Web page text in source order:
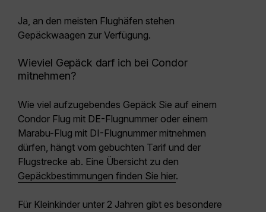
Ja, an den meisten Flughäfen stehen
Gepäckwaagen zur Verfügung.
Wieviel Gepäck darf ich bei Condor
mitnehmen?
Wie viel aufzugebendes Gepäck Sie auf einem
Condor Flug mit DE-Flugnummer oder einem
Marabu-Flug mit DI-Flugnummer mitnehmen
dürfen, hängt vom gebuchten Tarif und der
Flugstrecke ab. Eine Übersicht zu den
Gepäckbestimmungen finden Sie hier.
Für Kleinkinder unter 2 Jahren gibt es besondere